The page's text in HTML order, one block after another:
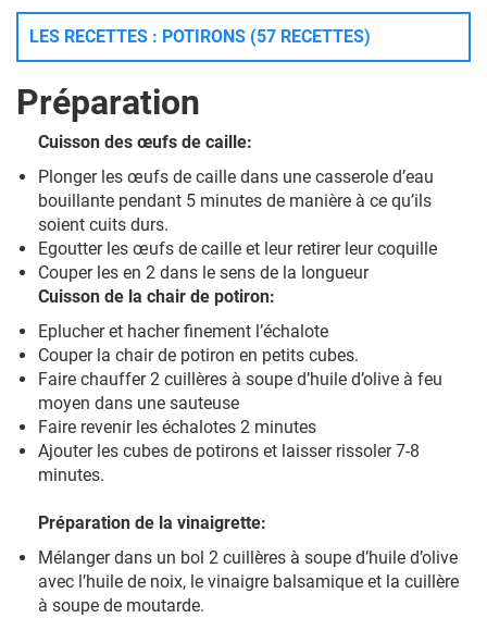
LES RECETTES : POTIRONS (57 RECETTES)
Préparation
Cuisson des œufs de caille:
Plonger les œufs de caille dans une casserole d’eau
bouillante pendant 5 minutes de manière à ce qu’ils
soient cuits durs.
Egoutter les œufs de caille et leur retirer leur coquille
Couper les en 2 dans le sens de la longueur
Cuisson de la chair de potiron:
Eplucher et hacher finement l’échalote
Couper la chair de potiron en petits cubes.
Faire chauffer 2 cuillères à soupe d’huile d’olive à feu
moyen dans une sauteuse
Faire revenir les échalotes 2 minutes
Ajouter les cubes de potirons et laisser rissoler 7-8
minutes.
Préparation de la vinaigrette:
Mélanger dans un bol 2 cuillères à soupe d’huile d’olive
avec l’huile de noix, le vinaigre balsamique et la cuillère
à soupe de moutarde.